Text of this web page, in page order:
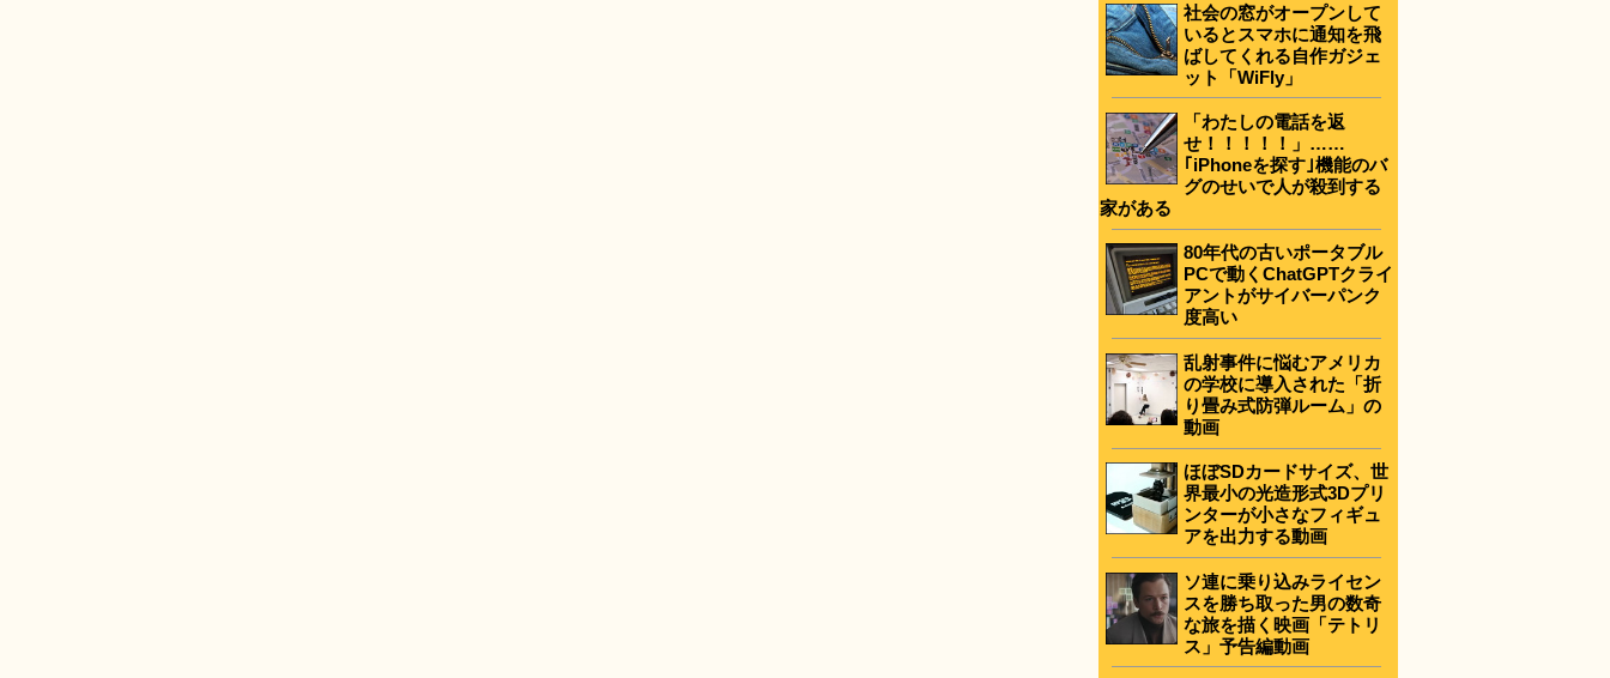
社会の窓がオープンして
いるとスマホに通知を飛
ばしてくれる自作ガジェ
ット「WiFly」
「わたしの電話を返
せ！！！！！」……
｢iPhoneを探す｣機能のバ
グのせいで人が殺到する
家がある
80年代の古いポータブル
PCで動くChatGPTクライ
アントがサイバーパンク
度高い
乱射事件に悩むアメリカ
の学校に導入された「折
り畳み式防弾ルーム」の
動画
ほぼSDカードサイズ、世
界最小の光造形式3Dプリ
ンターが小さなフィギュ
アを出力する動画
ソ連に乗り込みライセン
スを勝ち取った男の数奇
な旅を描く映画「テトリ
ス」予告編動画